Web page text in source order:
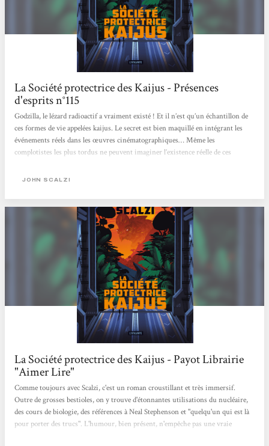
La Société protectrice des Kaijus - Présences
d'esprits n°115
Godzilla, le lézard radioactif a vraiment existé ! Et il n’est qu’un échantillon de
ces formes de vie appelées kaijus. Le secret est bien maquillé en intégrant les
événements réels dans les œuvres cinématographiques… Même les
complotistes les plus tordus ne peuvent imaginer l’existence réelle de ces
protéger, il est nécessaire de les gérer et même de les soigner. C’est la raison
JOHN SCALZI
La Société protectrice des Kaijus - Payot Librairie
"Aimer Lire"
Comme toujours avec Scalzi, c'est un roman croustillant et très immersif.
Outre de grosses bestioles, on y trouve d'étonnantes utilisations du nucléaire,
des cours de biologie, des références à Neal Stephenson et "quelqu'un qui est là
pour porter des trucs". L'humour, bien présent, n'empêche pas une vraie